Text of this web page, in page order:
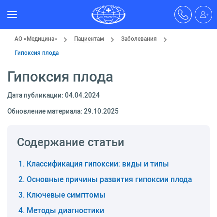
АО «Медицина» Пациентам
Заболевания
Гипоксия плода
Гипоксия плода
Дата публикации: 04.04.2024
Обновление материала: 29.10.2025
Содержание статьи
Классификация гипоксии: виды и типы
Основные причины развития гипоксии плода
Ключевые симптомы
Методы диагностики